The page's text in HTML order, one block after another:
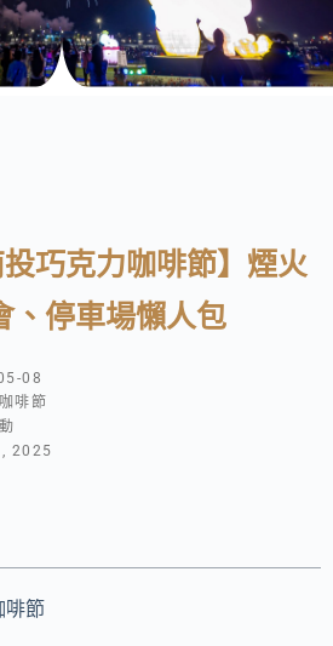
購買香草莢
巧克力咖啡節】煙火
、停車場懶人包
08
啡節
, 2025
啡節